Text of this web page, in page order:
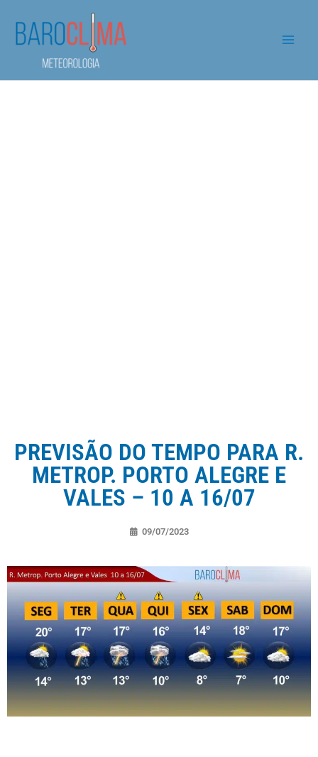
PREVISÃO DO TEMPO PARA R.
METROP. PORTO ALEGRE E
VALES – 10 A 16/07
09/07/2023